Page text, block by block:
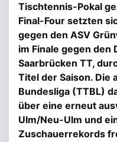
Tischtennis-Pokal
Final-Four setzten
gegen den ASV
im Finale gegen den
Saarbrücken TT,
Titel der Saison. Die
Bundesliga (TTBL)
über eine erneut
Ulm/Neu-Ulm und
Zuschauerrekords